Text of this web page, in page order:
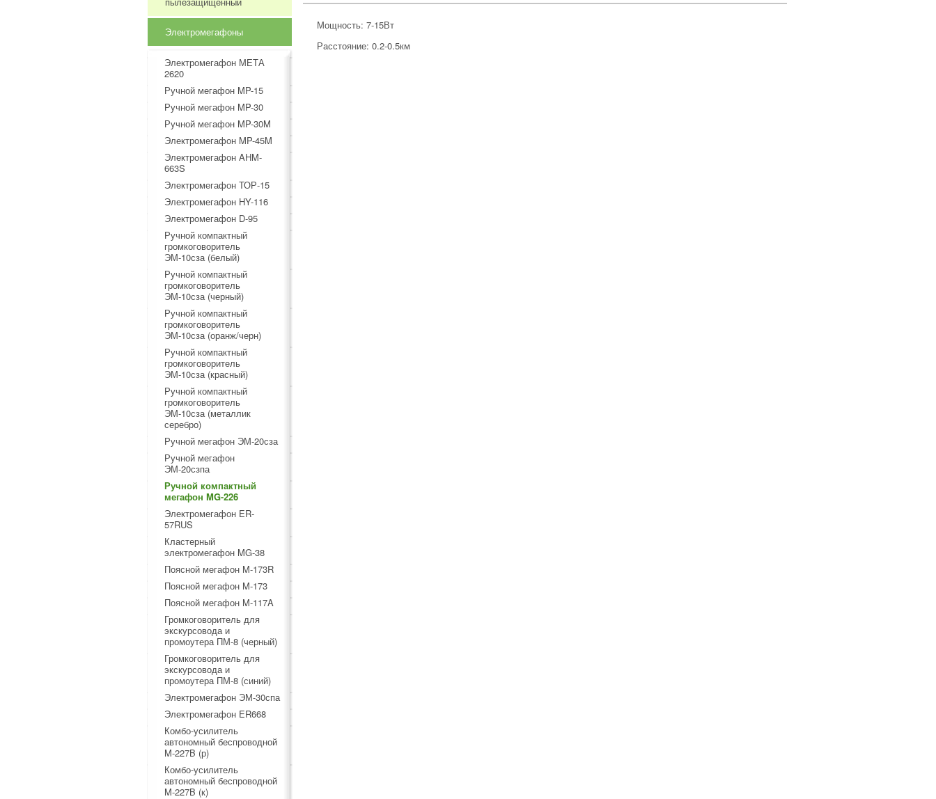
Мощность: 7-15Вт
Расстояние: 0.2-0.5км
Электромегафоны
Электромегафон МЕТА
2620
Ручной мегафон MP-15
Ручной мегафон MP-30
Ручной мегафон MP-30M
Электромегафон MP-45M​​
Электромегафон AHM-
663S
Электромегафон ТОР-15
Электромегафон HY-116
Электромегафон D-95
Ручной компактный
громкоговоритель
ЭМ-10сза (белый)
Ручной компактный
громкоговоритель
ЭМ-10сза (черный)
Ручной компактный
громкоговоритель
ЭМ-10сза (оранж/черн)
Ручной компактный
громкоговоритель
ЭМ-10сза (красный)
Ручной компактный
громкоговоритель
ЭМ-10сза (металлик
серебро)
Ручной мегафон ЭМ-20сза
Ручной мегафон
ЭМ-20сзпа
Ручной компактный
мегафон MG-226
Электромегафон ER-
57RUS
Кластерный
электромегафон MG-38
Поясной мегафон M-173R
Поясной мегафон M-173
Поясной мегафон M-117A
Громкоговоритель для
экскурсовода и
промоутера ПМ-8 (черный)
Громкоговоритель для
экскурсовода и
промоутера ПМ-8 (синий)
Электромегафон ЭМ-30спа
Электромегафон ER668
Комбо-усилитель
автономный беспроводной
M-227B (р)
Комбо-усилитель
автономный беспроводной
M-227B (к)